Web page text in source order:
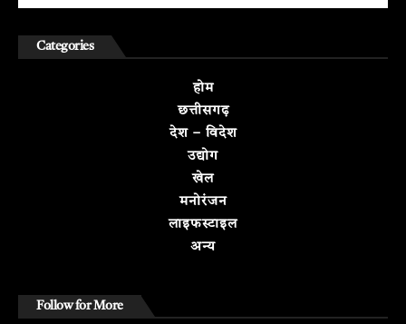
Categories
होम
छत्तीसगढ़
देश – विदेश
उद्योग
खेल
मनोरंजन
लाइफस्टाइल
अन्य
Follow for More